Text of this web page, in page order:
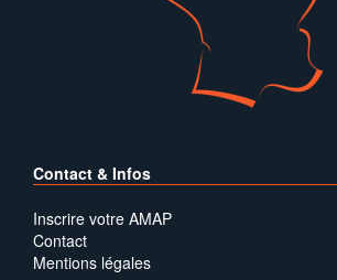
Contact & Infos
Inscrire votre AMAP
Contact
Mentions légales